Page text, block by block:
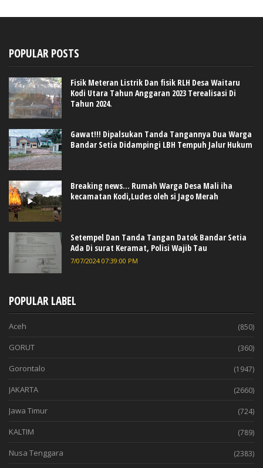
POPULAR POSTS
Fisik Meteran Listrik Dan fisik RLH Desa Waitaru
Kodi Utara Tahun Anggaran 2023 Terealisasi Di
Tahun 2024.
Gawat!!! Dipalsukan Tanda Tangannya Dua Warga
Bandar Setia Didampingi LBH Tempuh Jalur Hukum
Breaking news... Rumah Warga Desa Mali iha
kecamatan Kodi,Ludes oleh si Jago Merah
Setempel Dan Tanda Tangan Datok Bandar Setia
Ada Di surat Keramat, Polisi Wajib Tau
7/07/2024 07:39:00 PM
POPULAR LABEL
Aceh (850)
GORUT (360)
Gorontalo (1947)
JAKARTA (2660)
Jawa Timur (724)
KALTIM (789)
Nusa Tenggara (2383)